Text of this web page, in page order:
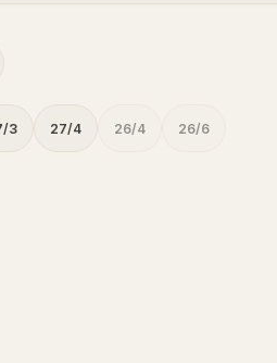
3 27/4 26/4 26/6